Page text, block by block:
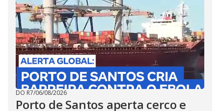
DO R7/06/08/2026
Porto de Santos aperta cerco e